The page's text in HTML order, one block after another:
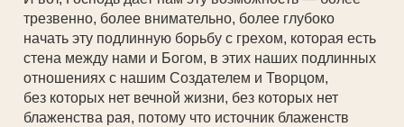
трезвенно, более внимательно, более глубоко
начать эту подлинную борьбу с грехом, которая есть
стена между нами и Богом, в этих наших подлинных
отношениях с нашим Создателем и Творцом,
без которых нет вечной жизни, без которых нет
блаженства рая, потому что источник блаженств